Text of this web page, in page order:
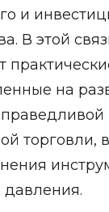
и
В этой
на
торговли,
давления.